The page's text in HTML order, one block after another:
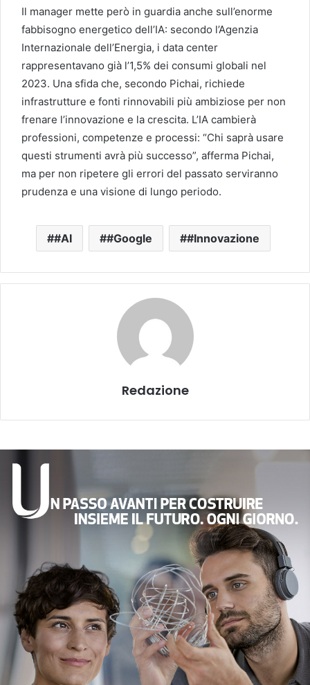
Il manager mette però in guardia anche sull’enorme
fabbisogno energetico dell’IA: secondo l’Agenzia
Internazionale dell’Energia, i data center
rappresentavano già l’1,5% dei consumi globali nel
2023. Una sfida che, secondo Pichai, richiede
infrastrutture e fonti rinnovabili più ambiziose per non
frenare l’innovazione e la crescita. L’IA cambierà
professioni, competenze e processi: “Chi saprà usare
questi strumenti avrà più successo”, afferma Pichai,
ma per non ripetere gli errori del passato serviranno
prudenza e una visione di lungo periodo.
#AI #Google #Innovazione
Redazione